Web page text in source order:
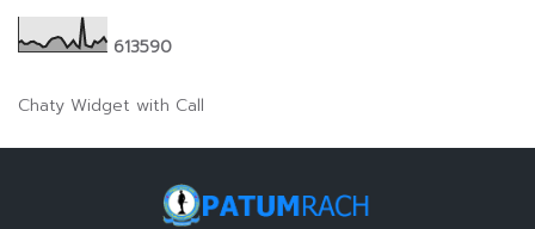
613590
Chaty Widget with Call